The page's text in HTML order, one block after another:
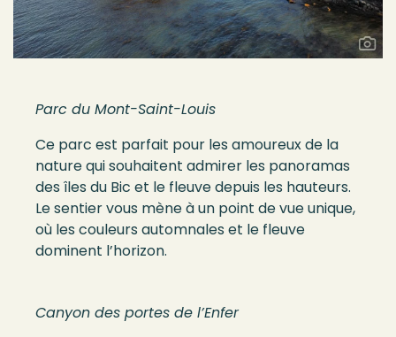
Parc du Mont-Saint-Louis
Ce parc est parfait pour les amoureux de la
nature qui souhaitent admirer les panoramas
des îles du Bic et le fleuve depuis les hauteurs.
Le sentier vous mène à un point de vue unique,
où les couleurs automnales et le fleuve
dominent l’horizon.
Canyon des portes de l’Enfer